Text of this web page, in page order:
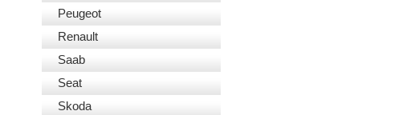
Peugeot
Renault
Saab
Seat
Skoda